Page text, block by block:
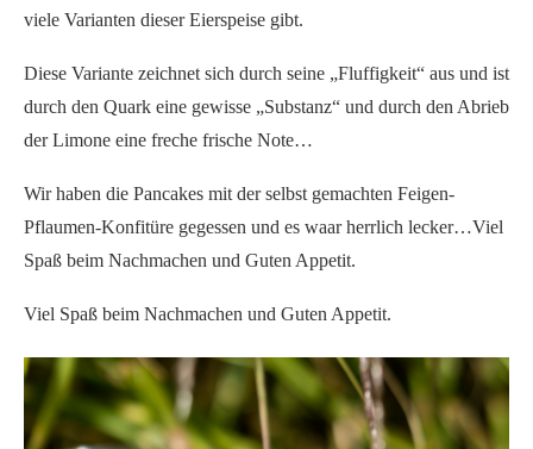
viele Varianten dieser Eierspeise gibt.
Diese Variante zeichnet sich durch seine „Fluffigkeit“ aus und ist
durch den Quark eine gewisse „Substanz“ und durch den Abrieb
der Limone eine freche frische Note…
Wir haben die Pancakes mit der selbst gemachten Feigen-
Pflaumen-Konfitüre gegessen und es waar herrlich lecker…Viel
Spaß beim Nachmachen und Guten Appetit.
Viel Spaß beim Nachmachen und Guten Appetit.